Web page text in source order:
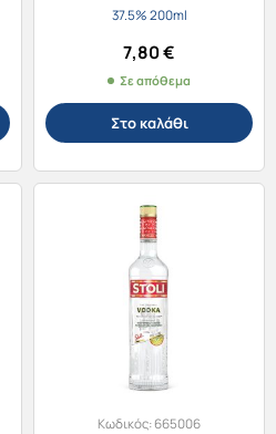
37.5% 200ml
7,80€
Σε απόθεμα
Στο καλάθι
Κωδικός:665006